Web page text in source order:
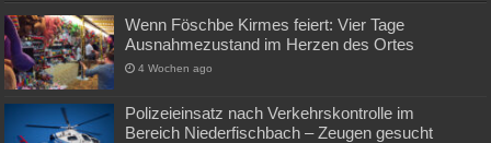
Wenn Föschbe Kirmes feiert: Vier Tage
Ausnahmezustand im Herzen des Ortes
4 Wochen ago
Polizeieinsatz nach Verkehrskontrolle im
Bereich Niederfischbach – Zeugen gesucht